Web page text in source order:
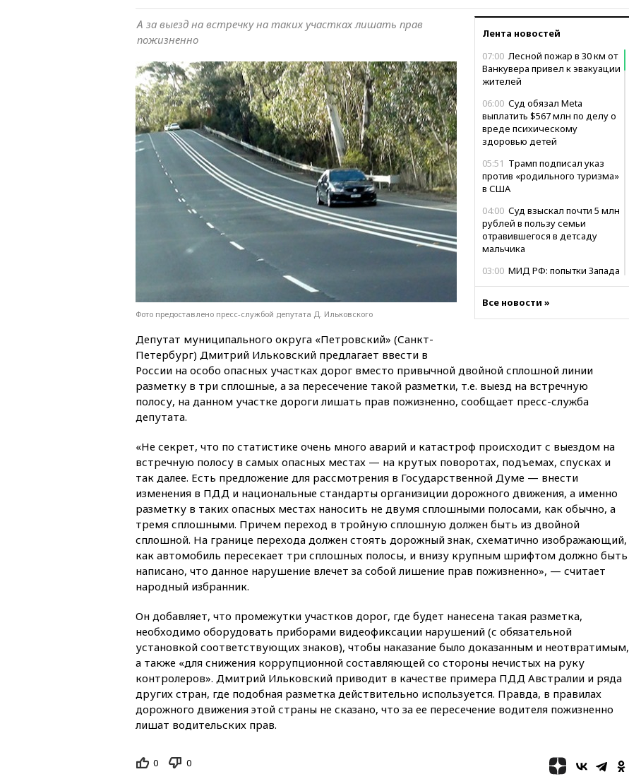
Лента новостей
07:00 Лесной пожар в 30 км от
Ванкувера привел к эвакуации
жителей
06:00 Суд обязал Meta
выплатить $567 млн по делу о
вреде психическому
здоровью детей
05:51 Трамп подписал указ
против «родильного туризма»
в США
04:00 Суд взыскал почти 5 млн
рублей в пользу семьи
отравившегося в детсаду
мальчика
03:00 МИД РФ: попытки Запада
02:00Ни один водоем Англии
01:00
Трамп: США сами
нуждаются в дальнобойных
ракетах и системах Patriot
Трамп заявил о
вчера, 23:28 Слуцкий призвал
признать «Яблоко»
нежелательной организацией
вчера, 23:15В Смоленске
ребенок и женщина погибли
при падении деревьев во
время урагана
вчера, 22:55
В Москве в
пятницу ожидаются ливни
продлил контракт с «Реалом»
до 2032 года
вчера, 22:28 Отказаться от
российского гражданства
станет значительно дороже
вчера, 22:20Путин назвал 76-ю
гвардейскую десантно-
Путин заслушал
доклад о ситуации на
Все новости »
А за выезд на встречку на таких участках лишать прав
пожизненно
Фото предоставлено пресс-службой депутата Д. Ильковского
Депутат муниципального округа «Петровский» (Санкт-
Петербург) Дмитрий Ильковский предлагает ввести в
России на особо опасных участках дорог вместо привычной двойной сплошной линии
разметку в три сплошные, а за пересечение такой разметки, т.е. выезд на встречную
полосу, на данном участке дороги лишать прав пожизненно, сообщает пресс-служба
депутата.
«Не секрет, что по статистике очень много аварий и катастроф происходит с выездом на
встречную полосу в самых опасных местах — на крутых поворотах, подъемах, спусках и
так далее. Есть предложение для рассмотрения в Государственной Думе — внести
изменения в ПДД и национальные стандарты организиции дорожного движения, а именно
разметку в таких опасных местах наносить не двумя сплошными полосами, как обычно, а
тремя сплошными. Причем переход в тройную сплошную должен быть из двойной
сплошной. На границе перехода должен стоять дорожный знак, схематично изображающий,
как автомобиль пересекает три сплошных полосы, и внизу крупным шрифтом должно быть
написано, что данное нарушение влечет за собой лишение прав пожизненно», — считает
народный избранник.
Он добавляет, что промежутки участков дорог, где будет нанесена такая разметка,
необходимо оборудовать приборами видеофиксации нарушений (с обязательной
установкой соответствующих знаков), чтобы наказание было доказанным и неотвратимым,
а также «для снижения коррупционной составляющей со стороны нечистых на руку
контролеров». Дмитрий Ильковский приводит в качестве примера ПДД Австралии и ряда
других стран, где подобная разметка действительно используется. Правда, в правилах
дорожного движения этой страны не сказано, что за ее пересечение водителя пожизненно
лишат водительских прав.
0 0